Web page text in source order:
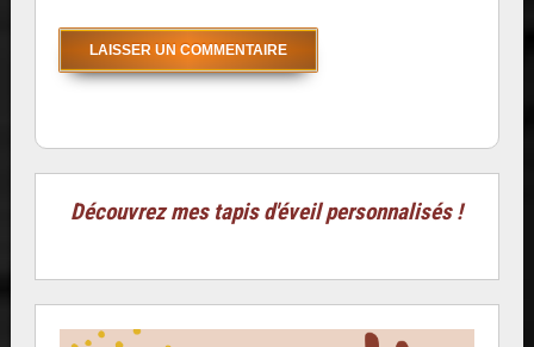
Découvrez mes tapis d'éveil personnalisés !